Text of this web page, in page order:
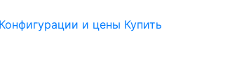
Конфигурации и цены Купить